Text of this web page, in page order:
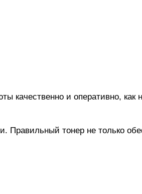
качественно и оперативно, как
Правильный тонер не только